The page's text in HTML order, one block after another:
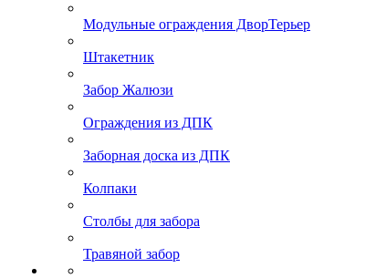
Модульные ограждения ДворТерьер
Штакетник
Забор Жалюзи
Ограждения из ДПК
Заборная доска из ДПК
Колпаки
Столбы для забора
Травяной забор